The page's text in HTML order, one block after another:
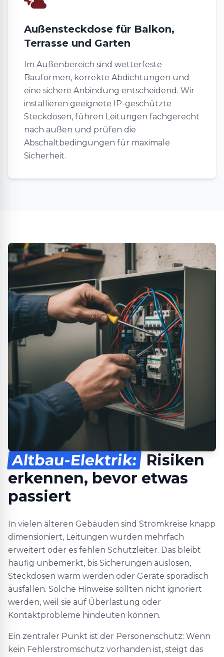
Außensteckdose für Balkon,
Terrasse und Garten
Im Außenbereich sind wetterfeste
Bauformen, korrekte Abdichtungen und
eine sichere Anbindung entscheidend. Wir
installieren geeignete IP-geschützte
Steckdosen, führen Leitungen fachgerecht
nach außen und prüfen die
Abschaltbedingungen für maximale
Sicherheit.
Altbau-Elektrik: Risiken
erkennen, bevor etwas
passiert
In vielen älteren Gebäuden sind Stromkreise knapp
dimensioniert, Leitungen wurden mehrfach
erweitert oder es fehlen Schutzleiter. Das bleibt
häufig unbemerkt, bis Sicherungen auslösen,
Steckdosen warm werden oder Geräte sporadisch
ausfallen. Solche Hinweise sollten nicht ignoriert
werden, weil sie auf Überlastung oder
Kontaktprobleme hindeuten können.
Ein zentraler Punkt ist der Personenschutz: Wenn
kein Fehlerstromschutz vorhanden ist, steigt das